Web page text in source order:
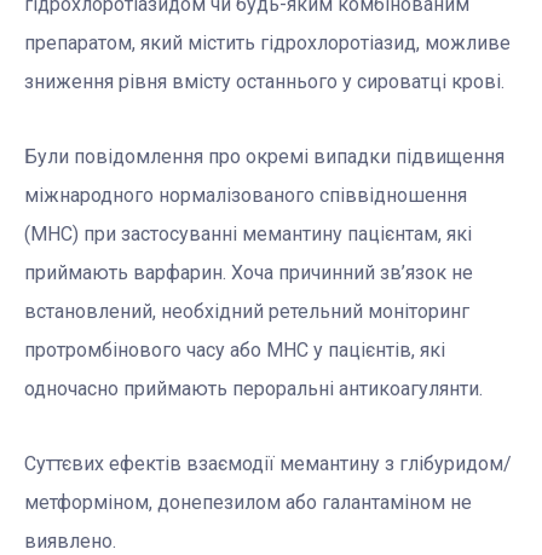
препаратом, який містить гідрохлоротіазид, можливе
зниження рівня вмісту останнього у сироватці крові.
Були повідомлення про окремі випадки підвищення
міжнародного нормалізованого співвідношення
(МНС) при застосуванні мемантину пацієнтам, які
приймають варфарин. Хоча причинний зв’язок не
встановлений, необхідний ретельний моніторинг
протромбінового часу або МНС у пацієнтів, які
одночасно приймають пероральні антикоагулянти.
Суттєвих ефектів взаємодії мемантину з глібуридом/
метформіном, донепезилом або галантаміном не
виявлено.